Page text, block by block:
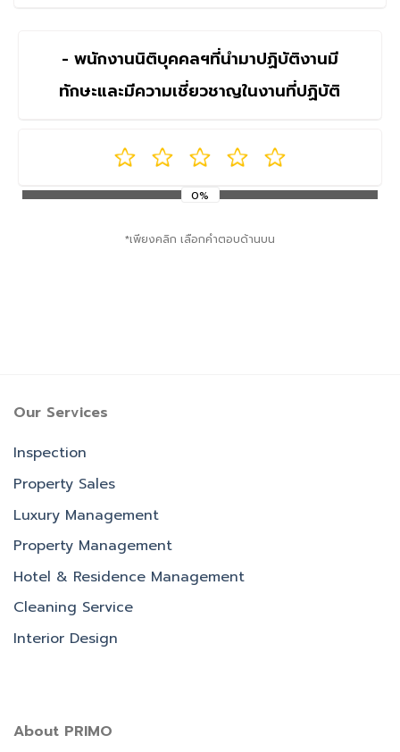
- พนักงานนิติบุคคลฯที่นำมาปฏิบัติงานมี
ทักษะและมีความเชี่ยวชาญในงานที่ปฏิบัติ
0%
*เพียงคลิก เลือกคำตอบด้านบน
Our Services
Inspection
Property Sales
Luxury Management
Property Management
Hotel & Residence Management
Cleaning Service
Interior Design
About PRIMO